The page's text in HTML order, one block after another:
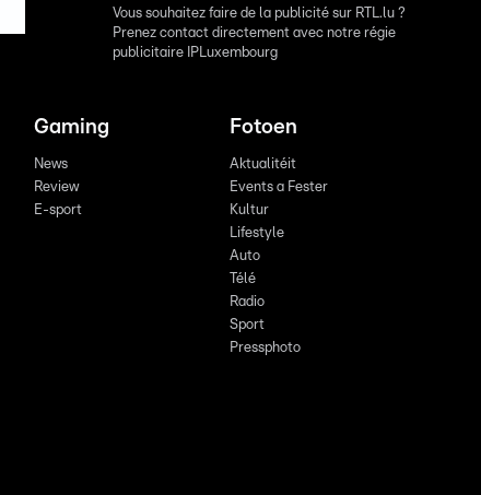
Vous souhaitez faire de la publicité sur RTL.lu ?
Prenez contact directement avec notre régie
publicitaire IPLuxembourg
Gaming
News
Review
E-sport
Fotoen
Aktualitéit
Events a Fester
Kultur
Lifestyle
Auto
Télé
Radio
Sport
Pressphoto